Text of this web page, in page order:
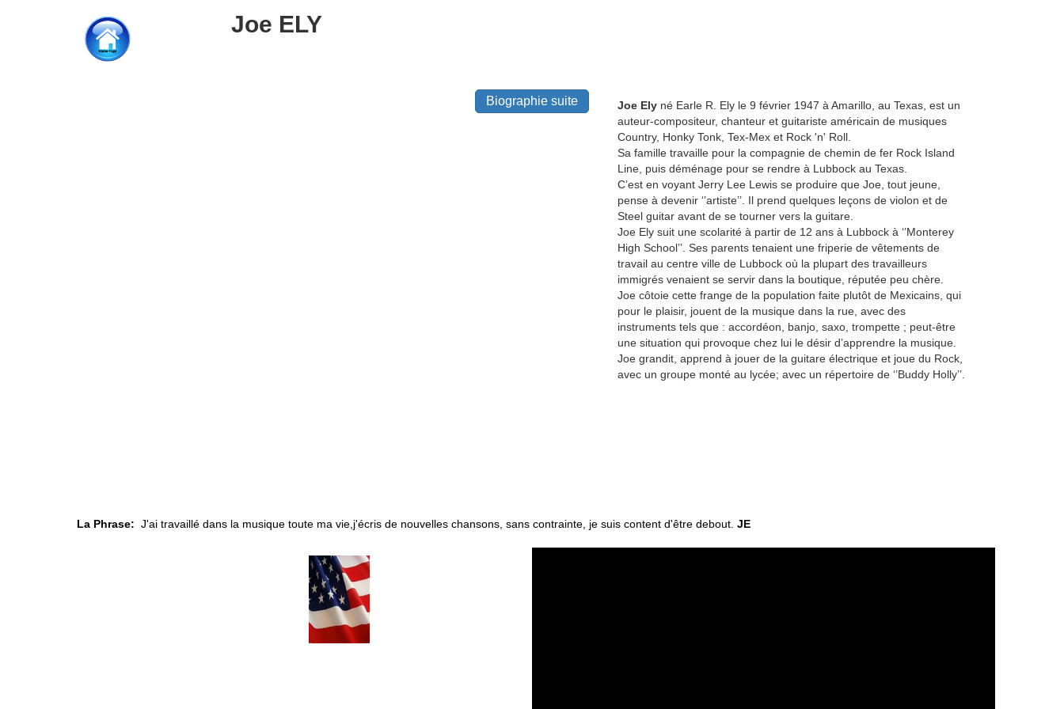
Joe ELY
Biographie suite Joe Elyné Earle R. Ely le 9 février 1947 à Amarillo, au Texas, est un
auteur-compositeur, chanteur et guitariste américain de musiques
Country, Honky Tonk, Tex-Mex et Rock 'n' Roll.
Sa famille travaille pour la compagnie de chemin de fer Rock Island
Line, puis déménage pour se rendre à Lubbock au Texas.
C’est en voyant Jerry Lee Lewis se produire que Joe, tout jeune,
pense à devenir ‘’artiste’’. Il prend quelques leçons de violon et de
Steel guitar avant de se tourner vers la guitare.
Joe Ely suit une scolarité à partir de 12 ans à Lubbock à ‘’Monterey
High School’’. Ses parents tenaient une friperie de vêtements de
travail au centre ville de Lubbock où la plupart des travailleurs
immigrés venaient se servir dans la boutique, réputée peu chère.
Joe côtoie cette frange de la population faite plutôt de Mexicains, qui
pour le plaisir, jouent de la musique dans la rue, avec des
instruments tels que : accordéon, banjo, saxo, trompette ; peut-être
une situation qui provoque chez lui le désir d’apprendre la musique.
Joe grandit, apprend à jouer de la guitare électrique et joue du Rock,
avec un groupe monté au lycée; avec un répertoire de ‘’Buddy Holly’’.
La Phrase: J'ai travaillé dans la musique toute ma vie,j'écris de nouvelles chansons, sans contrainte, je suis content d'être debout. JE